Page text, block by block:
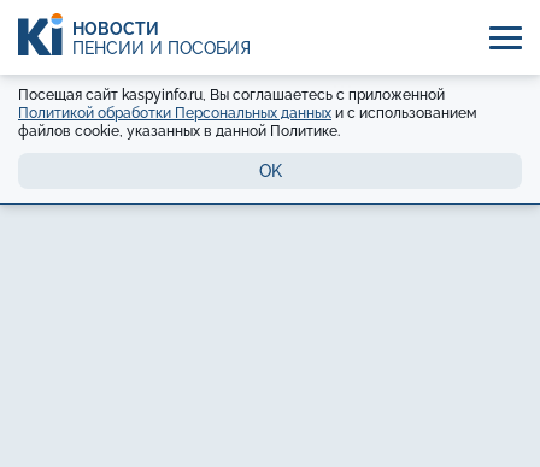
НОВОСТИ
ПЕНСИИ И ПОСОБИЯ
Посещая сайт kaspyinfo.ru, Вы соглашаетесь с приложенной
Политикой обработки Персональных данных и с использованием
файлов cookie, указанных в данной Политике.
OK